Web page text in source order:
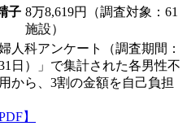
子 8万8,619円（調査対象：61
施設）
人科アンケート（調査期間：
日）」で集計された各男性不
から、3割の金額を自己負担
】